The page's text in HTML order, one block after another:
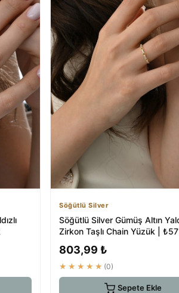
Söğütlü Silver
Söğütlü Silver Gümüş Altın
Zirkon Taşlı Chain Yüzük |
803,99 ₺
★★★★★ (0)
Sepete Ekle